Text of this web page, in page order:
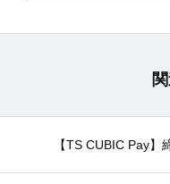
【TS CUBIC Pay